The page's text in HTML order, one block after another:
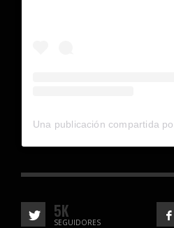
5K
SEGUIDORES